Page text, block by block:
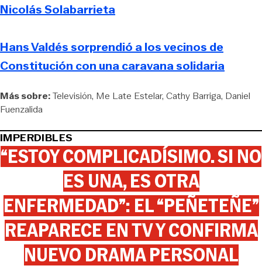
Nicolás Solabarrieta
Hans Valdés sorprendió a los vecinos de
Constitución con una caravana solidaria
Más sobre:Televisión Me Late Estelar Cathy Barriga Daniel
Fuenzalida
IMPERDIBLES
“ESTOY COMPLICADÍSIMO. SI NO
ES UNA, ES OTRA
ENFERMEDAD”: EL “PEÑETEÑE”
REAPARECE EN TV Y CONFIRMA
NUEVO DRAMA PERSONAL